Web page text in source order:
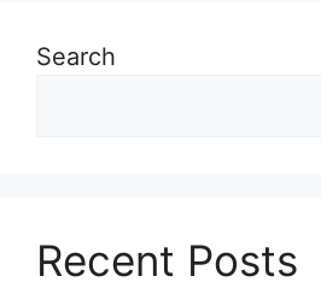
Search
Recent Posts